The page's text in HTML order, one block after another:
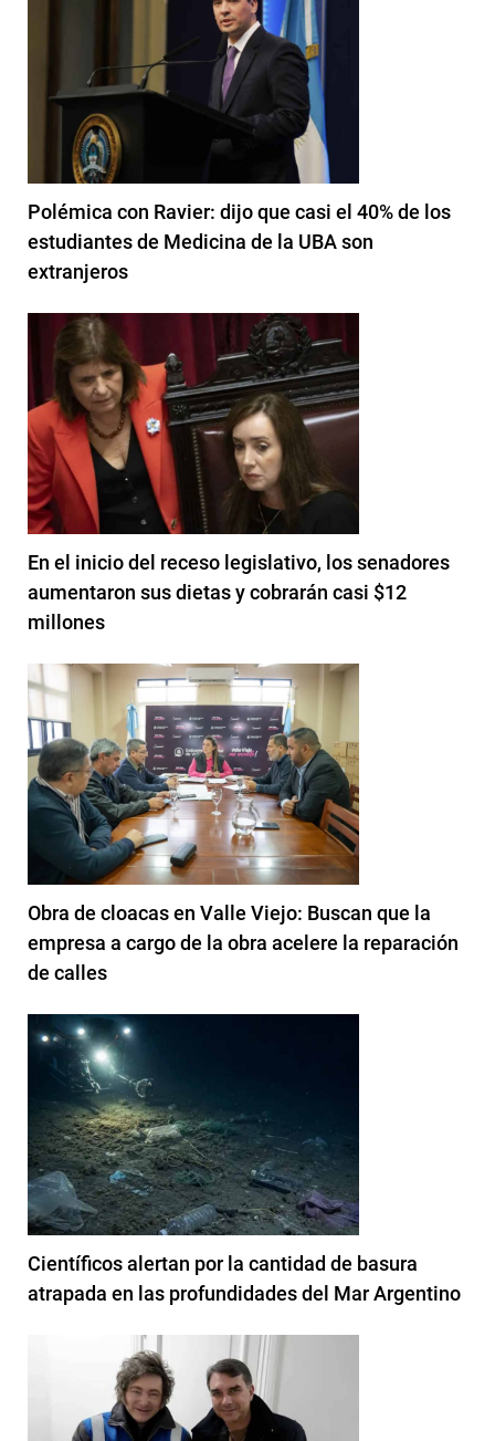
Polémica con Ravier: dijo que casi el 40% de los
estudiantes de Medicina de la UBA son
extranjeros
En el inicio del receso legislativo, los senadores
aumentaron sus dietas y cobrarán casi $12
millones
Obra de cloacas en Valle Viejo: Buscan que la
empresa a cargo de la obra acelere la reparación
de calles
Científicos alertan por la cantidad de basura
atrapada en las profundidades del Mar Argentino